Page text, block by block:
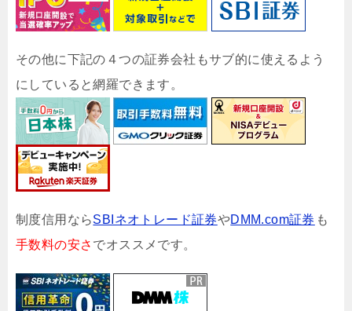
その他に下記の４つの証券会社もサブ的に使えるよう
にしていると網羅できます。
制度信用ならSBIネオトレード証券やDMM.com証券 も
手数料の安さ でオススメです。